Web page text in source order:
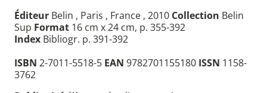
Éditeur Belin , Paris , France , 2010 Collection Belin
Sup Format 16 cm x 24 cm, p. 355-392
Index Bibliogr. p. 391-392
ISBN 2-7011-5518-5 EAN 9782701155180 ISSN 1158-
3762